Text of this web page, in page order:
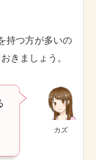
持つ方が多いの
きましょう。
カズ